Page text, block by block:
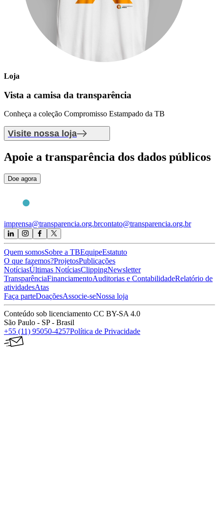
Loja
Vista a camisa da transparência
Conheça a coleção Compromisso Estampado da TB
Visite nossa loja
Apoie a transparência dos dados públicos
Doe agora
imprensa@transparencia.org.brcontato@transparencia.org.br
Quem somosSobre a TBEquipeEstatuto
O que fazemos?ProjetosPublicações
NotíciasÚltimas NotíciasClippingNewsletter
TransparênciaFinanciamentoAuditorias e ContabilidadeRelatório de
atividadesAtas
Faça parteDoaçõesAssocie-seNossa loja
Conteúdo sob licenciamento CC BY-SA 4.0
São Paulo - SP - Brasil
+55 (11) 95050-4257Política de Privacidade